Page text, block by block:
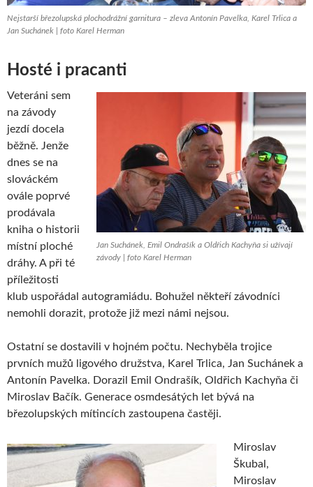
Nejstarší březolupská plochodrážní garnitura – zleva Antonín Pavelka, Karel Trlica a
Jan Suchánek | foto Karel Herman
Hosté i pracanti
Jan Suchánek, Emil Ondrašík a Oldřich Kachyňa si užívají
závody | foto Karel Herman
Veteráni sem
na závody
jezdí docela
běžně. Jenže
dnes se na
slováckém
ovále poprvé
prodávala
kniha o historii
místní ploché
dráhy. A při té
příležitosti
klub uspořádal autogramiádu. Bohužel někteří závodníci
nemohli dorazit, protože již mezi námi nejsou.
Ostatní se dostavili v hojném počtu. Nechyběla trojice
prvních mužů ligového družstva, Karel Trlica, Jan Suchánek a
Antonín Pavelka. Dorazil Emil Ondrašík, Oldřich Kachyňa či
Miroslav Bačík. Generace osmdesátých let bývá na
březolupských mítincích zastoupena častěji.
Miroslav
Škubal,
Miroslav